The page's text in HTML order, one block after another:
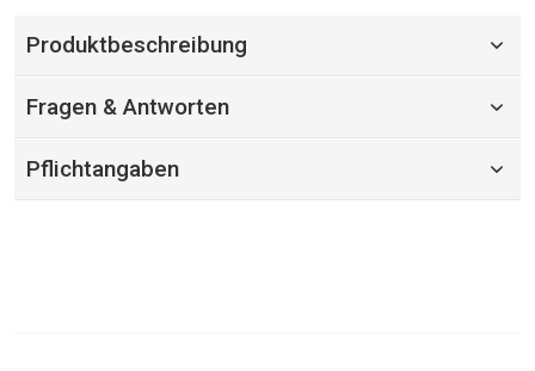
Produktbeschreibung
Fragen & Antworten
Pflichtangaben